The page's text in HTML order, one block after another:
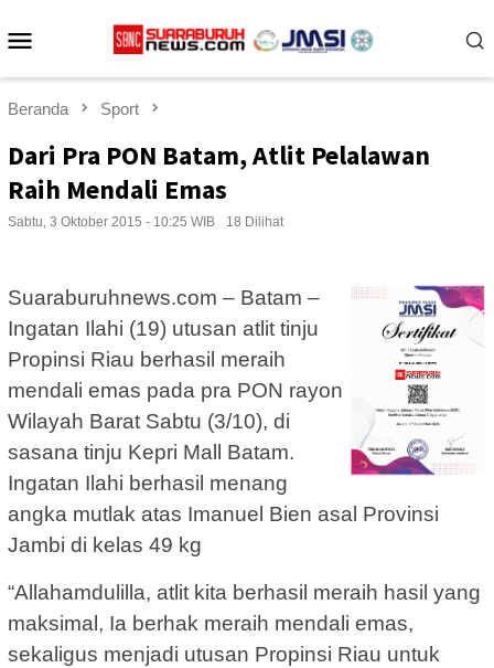
ke
Beranda Sport
Dari Pra PON Batam, Atlit Pelalawan
Raih Mendali Emas
Sabtu, 3 Oktober 2015 - 10:25 WIB 18 Dilihat
Suaraburuhnews.com – Batam –
Ingatan Ilahi (19) utusan atlit tinju
Propinsi Riau berhasil meraih
mendali emas pada pra PON rayon
Wilayah Barat Sabtu (3/10), di
sasana tinju Kepri Mall Batam.
Ingatan Ilahi berhasil menang
angka mutlak atas Imanuel Bien asal Provinsi
Jambi di kelas 49 kg
“Allahamdulilla, atlit kita berhasil meraih hasil yang
maksimal, Ia berhak meraih mendali emas,
sekaligus menjadi utusan Propinsi Riau untuk